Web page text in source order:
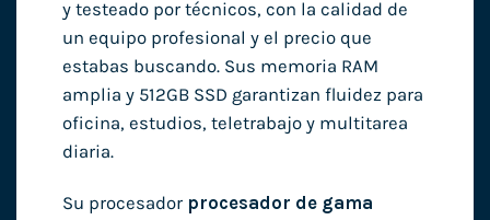
y testeado por técnicos, con la calidad de
un equipo profesional y el precio que
estabas buscando. Sus memoria RAM
amplia y 512GB SSD garantizan fluidez para
oficina, estudios, teletrabajo y multitarea
diaria.
Su procesador procesador de gama